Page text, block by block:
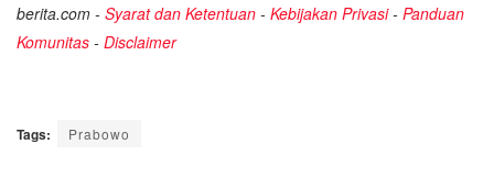
berita.com - Syarat dan Ketentuan - Kebijakan Privasi- Panduan
Komunitas - Disclaimer
Tags: Prabowo